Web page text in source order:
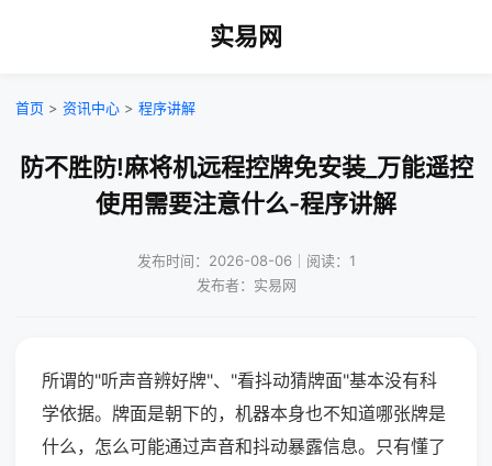
实易网
首页 > 资讯中心 > 程序讲解
防不胜防!麻将机远程控牌免安装_万能遥控
使用需要注意什么-程序讲解
发布时间：2026-08-06｜阅读：1
发布者：实易网
所谓的"听声音辨好牌"、"看抖动猜牌面"基本没有科
学依据。牌面是朝下的，机器本身也不知道哪张牌是
什么，怎么可能通过声音和抖动暴露信息。只有懂了